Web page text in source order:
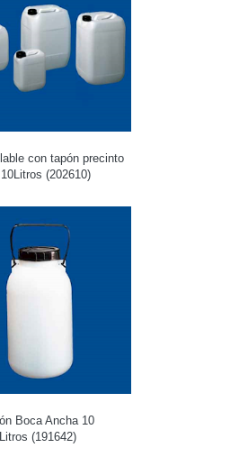
con tapón precinto
(202610)
Boca Ancha 10
Litros (191642)